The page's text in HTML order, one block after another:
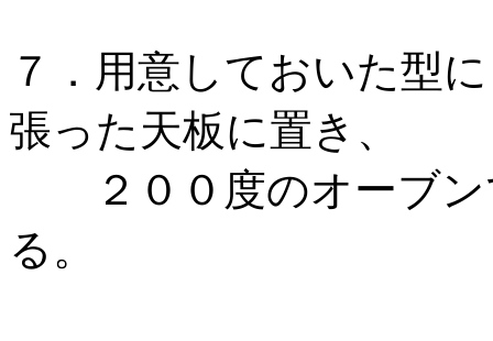
７．用意しておいた型
張った天板に置き、
２００度のオーブン
る。